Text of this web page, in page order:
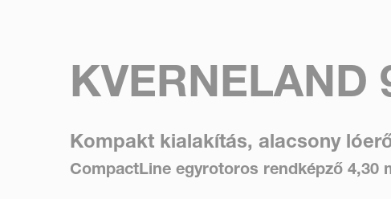
KVERNELAND
Kompakt kialakítás, alacsony
CompactLine egyrotoros rendképző 4,30